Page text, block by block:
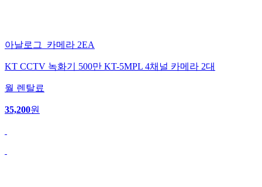
아날로그_카메라 2EA
KT CCTV 녹화기 500만 KT-5MPL 4채널 카메라 2대
월 렌탈료
35,200원